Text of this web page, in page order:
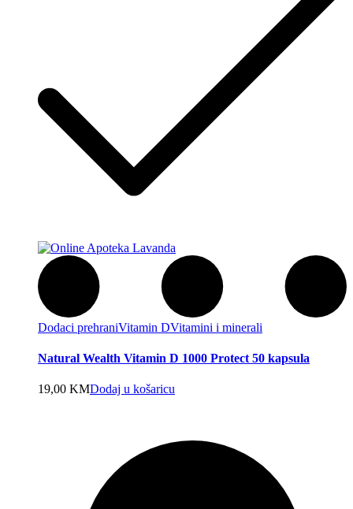
Dodaci prehraniVitamin DVitamini i minerali
Natural Wealth Vitamin D 1000 Protect 50 kapsula
19,00 KMDodaj u košaricu